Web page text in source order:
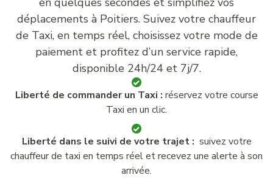
déplacements à Poitiers. Suivez votre chauffeur
de Taxi, en temps réel, choisissez votre mode de
paiement et profitez d’un service rapide,
disponible 24h/24 et 7j/7.
Liberté de commander un Taxi : réservez votre course
Taxi en un clic.
Liberté dans le suivi de votre trajet : suivez votre
chauffeur de taxi en temps réel et recevez une alerte à son
arrivée.